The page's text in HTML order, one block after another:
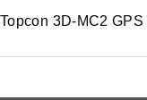
Topcon 3D-MC2